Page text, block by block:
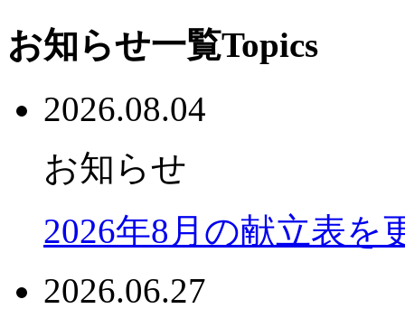
お知らせ一覧Topics
2026.08.04
お知らせ
2026年8月の献立表を
2026.06.27